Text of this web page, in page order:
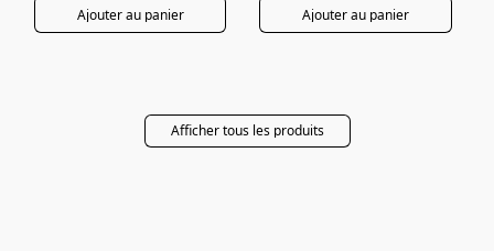
Ajouter au panier Ajouter au panier
Afficher tous les produits